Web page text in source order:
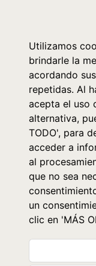
Utilizamos
brindarle la
acordando
repetidas. Al
acepta el uso
alternativa,
TODO', para
acceder a
al
que no sea
un
clic en 'MÁS